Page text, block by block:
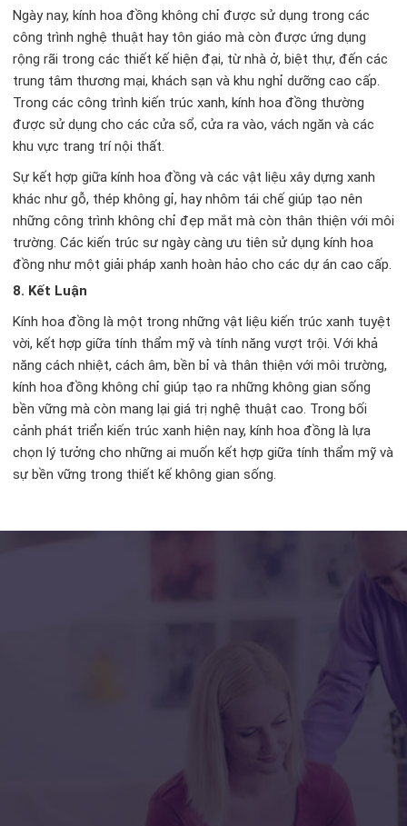
Ngày nay, kính hoa đồng không chỉ được sử dụng trong các
công trình nghệ thuật hay tôn giáo mà còn được ứng dụng
rộng rãi trong các thiết kế hiện đại, từ nhà ở, biệt thự, đến các
trung tâm thương mại, khách sạn và khu nghỉ dưỡng cao cấp.
Trong các công trình kiến trúc xanh, kính hoa đồng thường
được sử dụng cho các cửa sổ, cửa ra vào, vách ngăn và các
khu vực trang trí nội thất.
Sự kết hợp giữa kính hoa đồng và các vật liệu xây dựng xanh
khác như gỗ, thép không gỉ, hay nhôm tái chế giúp tạo nên
những công trình không chỉ đẹp mắt mà còn thân thiện với môi
trường. Các kiến trúc sư ngày càng ưu tiên sử dụng kính hoa
đồng như một giải pháp xanh hoàn hảo cho các dự án cao cấp.
8. Kết Luận
Kính hoa đồng là một trong những vật liệu kiến trúc xanh tuyệt
vời, kết hợp giữa tính thẩm mỹ và tính năng vượt trội. Với khả
năng cách nhiệt, cách âm, bền bỉ và thân thiện với môi trường,
kính hoa đồng không chỉ giúp tạo ra những không gian sống
bền vững mà còn mang lại giá trị nghệ thuật cao. Trong bối
cảnh phát triển kiến trúc xanh hiện nay, kính hoa đồng là lựa
chọn lý tưởng cho những ai muốn kết hợp giữa tính thẩm mỹ và
sự bền vững trong thiết kế không gian sống.